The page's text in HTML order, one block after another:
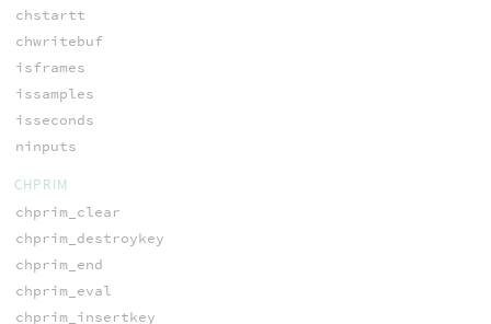
chstartt
chwritebuf
isframes
issamples
isseconds
ninputs
CHPRIM
chprim_clear
chprim_destroykey
chprim_end
chprim_eval
chprim_insertkey